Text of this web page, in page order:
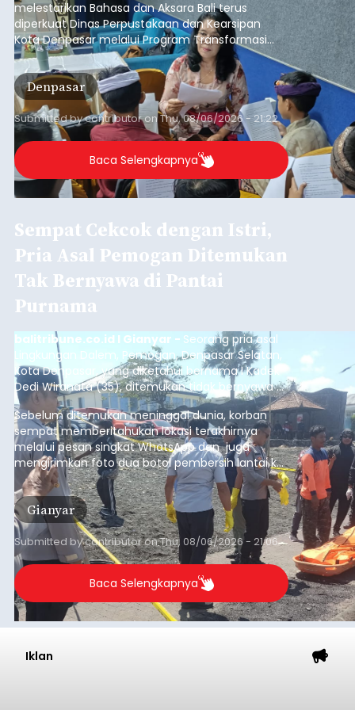
Iklan
Sambut HUT RI, Rutan Bangli
Gelar Pemeriksaan Kesehatan
Gratis
balitribune.co.id I Bangli -Serangkian
memperingati hari ulang tahun Kemerdekaan
Republik Indonesia ( HUT RI) ke-81, Rumah
Tahanan Negara Kelas II B Bangli menggelar
kegiatan pemeriksaan kesehatan gratis, Rabu
(6/8/2026).
Bangli
Submitted bycontributoronThu, 08/06/2026 - 20:56
Baca Selengkapnya
Musim Kemarau Melanda,
Warga Desa Sinabun
Kesulitan Dapatkan Air Bersih
balitribune.co.id I Singaraja -Musim kemarau
yang mulai melanda Kabupaten Buleleng
berdampak pada menurunnya debit sejumlah
warga di beberapa desa mulai mengalami
kesulitan mendapatkan air bersih, terutama